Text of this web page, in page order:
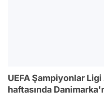
UEFA Şampiyonlar
haftasında